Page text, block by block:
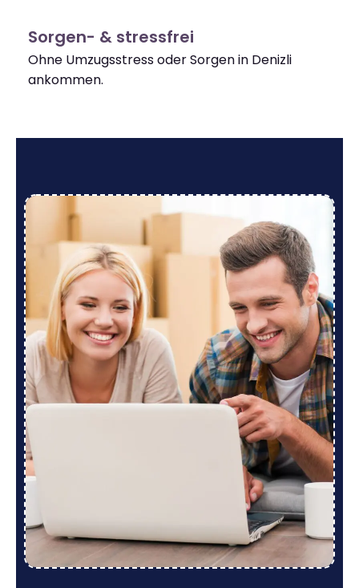
Sorgen- & stressfrei
Ohne Umzugsstress oder Sorgen in Denizli
ankommen.